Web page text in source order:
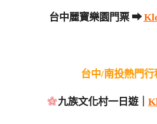
台中麗寶樂園門票 ➡
台中/南投熱門行
九族文化村一日遊｜